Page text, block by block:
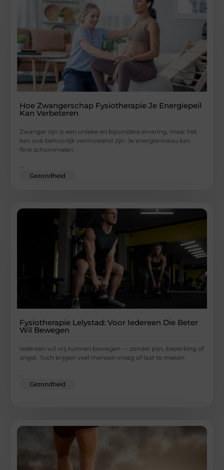
Hoe Zwangerschap Fysiotherapie Je Energiepeil
Kan Verbeteren
Zwanger zijn is een unieke en bijzondere ervaring, maar het
kan ook behoorlijk vermoeiend zijn. Je energieniveau kan
flink schommelen
...
Gezondheid
Fysiotherapie Lelystad: Voor Iedereen Die Beter
Wil Bewegen
Iedereen wil vrij kunnen bewegen — zonder pijn, beperking of
angst. Toch krijgen veel mensen vroeg of laat te maken
Gezondheid